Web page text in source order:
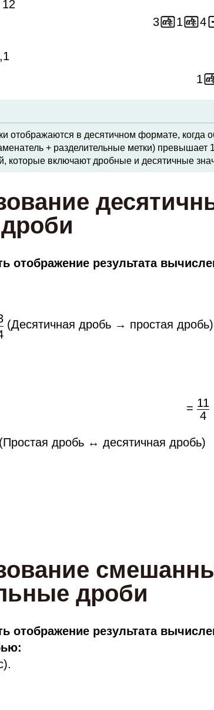
12
3
1 4
1
отображаются в десятичном формате, когда
+ разделительные метки) превышает
которые включают дробные и десятичные
отображение результата
(Десятичная дробь → простая дробь)
= 11
4
дробь ↔ десятичная дробь)
дроби
отображение результата